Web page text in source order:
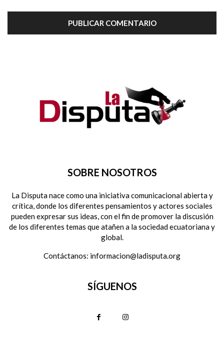
SOBRE NOSOTROS
La Disputa nace como una iniciativa comunicacional abierta y
crítica, donde los diferentes pensamientos y actores sociales
pueden expresar sus ideas, con el fin de promover la discusión
de los diferentes temas que atañen a la sociedad ecuatoriana y
global.
Contáctanos: informacion@ladisputa.org
SÍGUENOS